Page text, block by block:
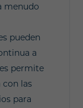
menudo
pueden
a
permite
con las
para